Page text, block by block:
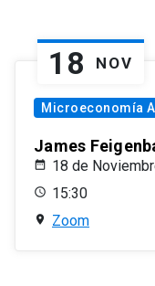
18 NOV
Microeconomía
James
18 de
15:30
Zoom